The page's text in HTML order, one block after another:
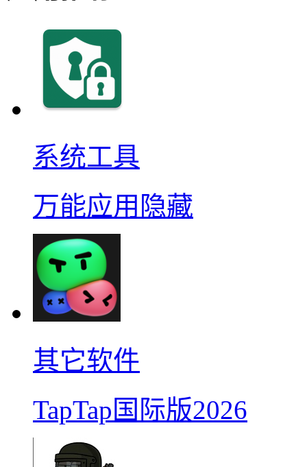
系统工具
万能应用隐藏
其它软件
TapTap国际版2026